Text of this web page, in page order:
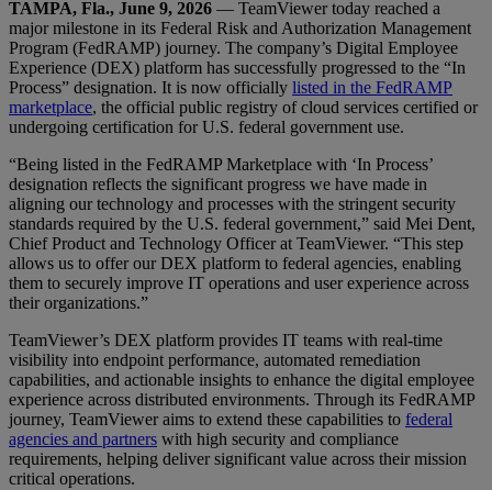
TAMPA, Fla., June 9, 2026 — TeamViewer today reached a
major milestone in its Federal Risk and Authorization Management
Program (FedRAMP) journey. The company’s Digital Employee
Experience (DEX) platform has successfully progressed to the “In
Process” designation. It is now officially listed in the FedRAMP
marketplace, the official public registry of cloud services certified or
undergoing certification for U.S. federal government use.
“Being listed in the FedRAMP Marketplace with ‘In Process’
designation reflects the significant progress we have made in
aligning our technology and processes with the stringent security
standards required by the U.S. federal government,” said Mei Dent,
Chief Product and Technology Officer at TeamViewer. “This step
allows us to offer our DEX platform to federal agencies, enabling
them to securely improve IT operations and user experience across
their organizations.”
TeamViewer’s DEX platform provides IT teams with real-time
visibility into endpoint performance, automated remediation
capabilities, and actionable insights to enhance the digital employee
experience across distributed environments. Through its FedRAMP
journey, TeamViewer aims to extend these capabilities to federal
agencies and partners with high security and compliance
requirements, helping deliver significant value across their mission
critical operations.